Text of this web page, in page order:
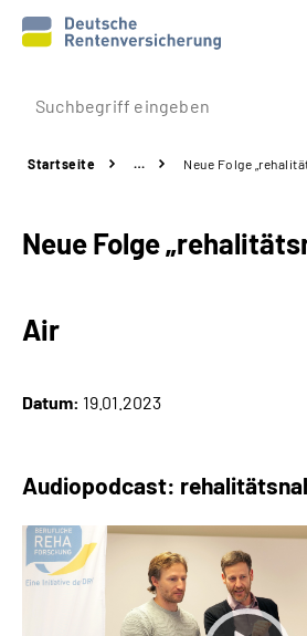
Prävention
Rente
Online-Services
Suche
Startseite … Neue Folge
Neue Folge
Air
Datum: 19.01.2023
Audiopodcast: